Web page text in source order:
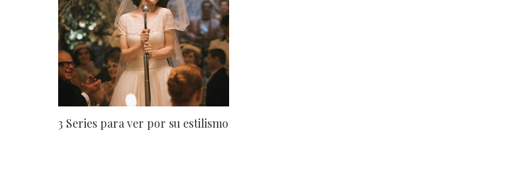
3 Series para ver por su estilismo